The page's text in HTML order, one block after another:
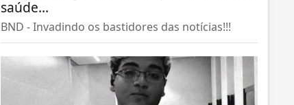
saúde...
BND - Invadindo os bastidores das notícias!!!